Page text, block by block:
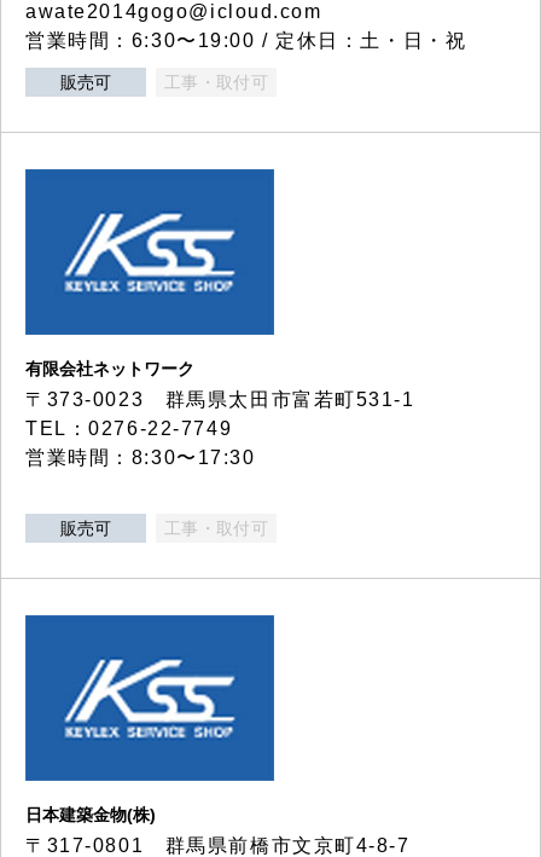
awate2014gogo@icloud.com
営業時間：6:30〜19:00 / 定休日：土・日・祝
販売可 工事・取付可
有限会社ネットワーク
〒373-0023 群馬県太田市富若町531-1
TEL：0276-22-7749
営業時間：8:30〜17:30
販売可 工事・取付可
日本建築金物(株)
〒317‐0801 群馬県前橋市文京町4-8-7